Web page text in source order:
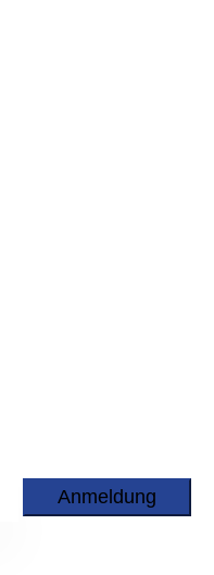
Anmeldung